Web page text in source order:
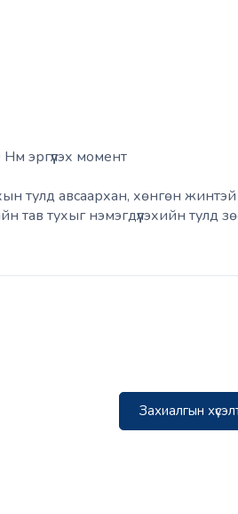
эргүүлэх момент
тулд авсаархан, хөнгөн жинтэй
тав тухыг нэмэгдүүлэхийн тулд
Захиалгын